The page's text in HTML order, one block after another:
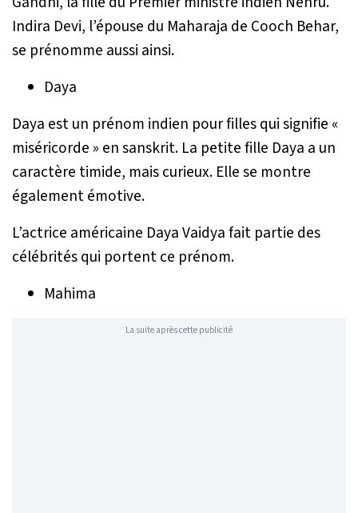
Indira Devi, l’épouse du Maharaja de Cooch Behar,
se prénomme aussi ainsi.
Daya
Daya est un prénom indien pour filles qui signifie «
miséricorde » en sanskrit. La petite fille Daya a un
caractère timide, mais curieux. Elle se montre
également émotive.
L’actrice américaine Daya Vaidya fait partie des
célébrités qui portent ce prénom.
Mahima
La suite après cette publicité